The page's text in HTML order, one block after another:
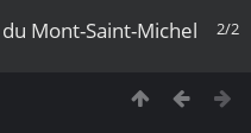
2/2
Mont-Saint-Michel